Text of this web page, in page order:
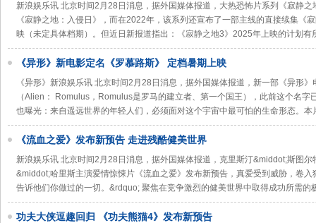
新浪娱乐讯 北京时间2月28日消息，据外国媒体报道，大热恐怖片系列《寂静
《寂静之地：入侵日》，而在2022年，该系列还宣布了一部主线的直接续集《
映（未定具体档期）。但近日新报道指出：《寂静之地3》2025年上映的计划有
《异形》新电影定名《罗慕路斯》 定档暑期上映
《异形》新浪娱乐讯 北京时间2月28日消息，据外国媒体报道，新一部《异形
（Alien： Romulus，Romulus是罗马的建立者、第一个国王），此前这个名
也曝光：来自遥远世界的年轻人们，必须面对这个宇宙中最可怕的生命形态。
《流血之爱》发布新预告 走进残酷健美世界
新浪娱乐讯 北京时间2月28日消息，据外国媒体报道，克里斯汀&middot;斯图
&middot;哈里斯主演爱情惊悚片《流血之爱》发布新预告，真爱受到威胁，卷
告诉他们你做过的一切。&rdquo; 聚焦在竞争激烈的健美世界中取得成功所需的
功夫大侠逗趣回归 《功夫熊猫4》发布新预告